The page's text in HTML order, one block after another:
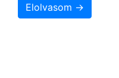
Elolvasom →